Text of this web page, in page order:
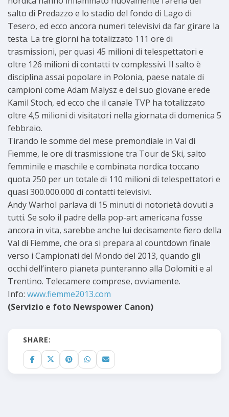
salto di Predazzo e lo stadio del fondo di Lago di
Tesero, ed ecco ancora numeri televisivi da far girare la
testa. La tre giorni ha totalizzato 111 ore di
trasmissioni, per quasi 45 milioni di telespettatori e
oltre 126 milioni di contatti tv complessivi. Il salto è
disciplina assai popolare in Polonia, paese natale di
campioni come Adam Malysz e del suo giovane erede
Kamil Stoch, ed ecco che il canale TVP ha totalizzato
oltre 4,5 milioni di visitatori nella giornata di domenica 5
febbraio.
Tirando le somme del mese premondiale in Val di
Fiemme, le ore di trasmissione tra Tour de Ski, salto
femminile e maschile e combinata nordica toccano
quota 250 per un totale di 110 milioni di telespettatori e
quasi 300.000.000 di contatti televisivi.
Andy Warhol parlava di 15 minuti di notorietà dovuti a
tutti. Se solo il padre della pop-art americana fosse
ancora in vita, sarebbe anche lui decisamente fiero della
Val di Fiemme, che ora si prepara al countdown finale
verso i Campionati del Mondo del 2013, quando gli
occhi dell’intero pianeta punteranno alla Dolomiti e al
Trentino. Telecamere comprese, ovviamente.
Info: www.fiemme2013.com
(Servizio e foto Newspower Canon)
SHARE: